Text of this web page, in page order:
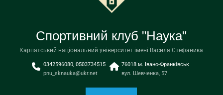
Спортивний клуб "Наука"
Карпатський національний університет імені Василя Стефаника
0342596080, 0503734515
pnu_sknauka@ukr.net
76018 м. Івано-Франківськ
вул. Шевченка, 57